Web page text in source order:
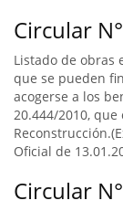
Circular
Listado de obras
que se pueden
acogerse a los
20.444/2010,
Oficial de
Circular